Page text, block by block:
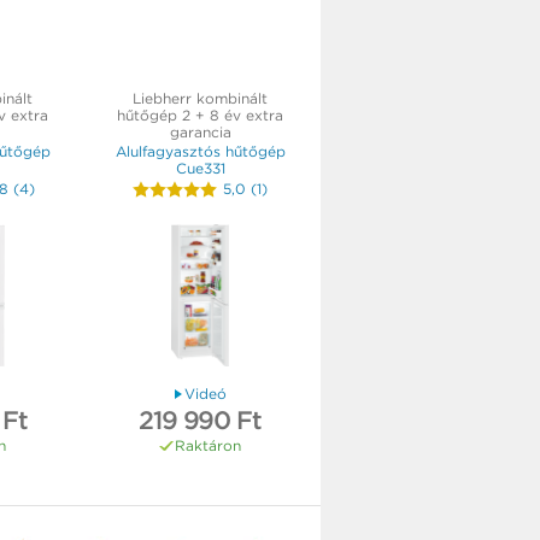
extra
(4)
Liebherr kombinált
hűtőgép 2 + 8 év extra
garancia
Alulfagyasztós hűtőgép
Cue331
5,0 (1)
Videó
219 990 Ft
Raktáron